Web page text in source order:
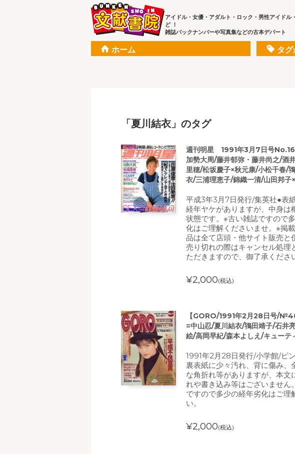
アイドル・女優・アダルト・ロック・男性アイドル
ど ！
雑誌バックナンバーや写真集などの古本デパート
ホーム タ
「夏川結衣」のタグ
週刊明星 1991年3月7日号
加勢大周/藤井郁弥・藤井尚之/酒
里穂/松坂慶子×秋元康/小松千春/
衣/三浦理恵子/錦織一清/山田邦
平成3年3月7日発行/集英社●表
経年ヤケがありますが、中身は
状態です。※古い雑誌ですので
化はご理解くださいませ。※掲
品は全て店頭・他サイト販売と
売り切れの際はキャンセル処理
ただきますので、御了承くださ
¥2,000(税込)
【GORO/1991年2月28日号/
=中山忍/夏川結衣/鴇田靖子/石井
絵/高岡早紀/森本よしえ/キューテ
1991年2月28日発行/小学館/ピ
裏表紙に少々汚れ、背に傷み、
な角折れ等がありますが、本文
れや書き込み等はございません
ですので多少の経年劣化はご理
い。
¥2,000(税込)